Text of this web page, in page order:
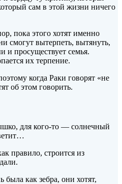
сам в этой жизни ничего
пока этого хотят именно
смогут вытерпеть, вытянуть,
просуществует семья.
их терпение.
когда Раки говорят «не
об этом говорить.
для кого-то — солнечный
правило, строится из
как зебра, они хотят,